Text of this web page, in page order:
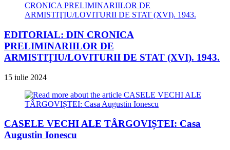
EDITORIAL: DIN CRONICA
PRELIMINARIILOR DE
ARMISTIŢIU/LOVITURII DE STAT (XVI). 1943.
15 iulie 2024
CASELE VECHI ALE TÂRGOVIȘTEI: Casa
Augustin Ionescu